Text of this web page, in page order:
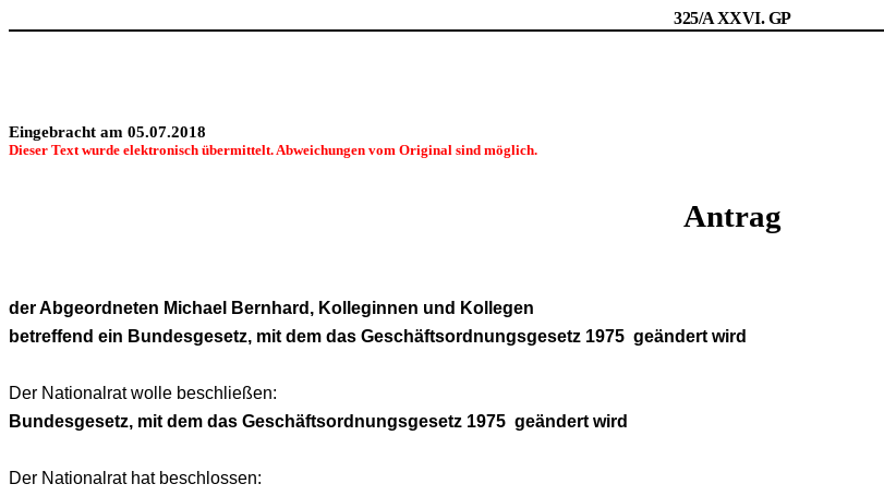
325/A XXVI. GP
Eingebracht am 05.07.2018
Dieser Text wurde elektronisch übermittelt. Abweichungen vom Original sind möglich.
Antrag
der Abgeordneten Michael Bernhard, Kolleginnen und Kollegen
betreffend ein Bundesgesetz, mit dem das Geschäftsordnungsgesetz 1975 geändert wird
Der Nationalrat wolle beschließen:
Bundesgesetz, mit dem das Geschäftsordnungsgesetz 1975 geändert wird
Der Nationalrat hat beschlossen: